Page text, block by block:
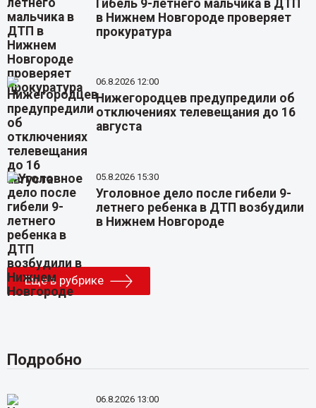
Гибель 9-летнего мальчика в ДТП
в Нижнем Новгороде проверяет
прокуратура
06.8.2026 12:00
Нижегородцев предупредили об
отключениях телевещания до 16
августа
05.8.2026 15:30
Уголовное дело после гибели 9-
летнего ребенка в ДТП возбудили
в Нижнем Новгороде
Еще в рубрике
Подробно
06.8.2026 13:00